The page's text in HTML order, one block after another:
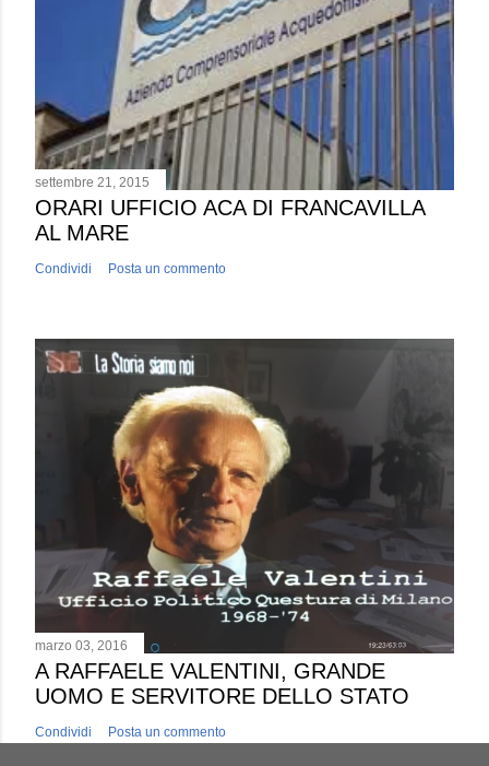
settembre 21, 2015
ORARI UFFICIO ACA DI FRANCAVILLA
AL MARE
Condividi Posta un commento
marzo 03, 2016
A RAFFAELE VALENTINI, GRANDE
UOMO E SERVITORE DELLO STATO
Condividi Posta un commento